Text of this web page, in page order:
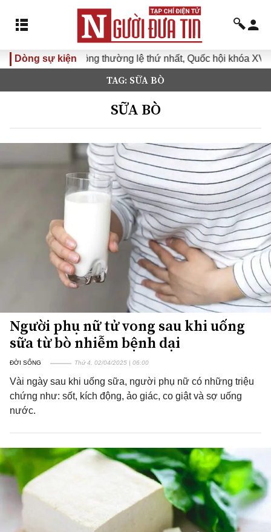
Dòng sự kiện
không thường lệ thứ nhất, Quốc hội khóa XVI Đưa
TAG: SỮA BÒ
SỮA BÒ
Người phụ nữ tử vong sau khi uống
sữa từ bò nhiễm bệnh dại
ĐỜI SỐNG Thứ 4, 02/04/2025 | 06:00
Vài ngày sau khi uống sữa, người phụ nữ có những triệu
chứng như: sốt, kích động, ảo giác, co giật và sợ uống
nước.